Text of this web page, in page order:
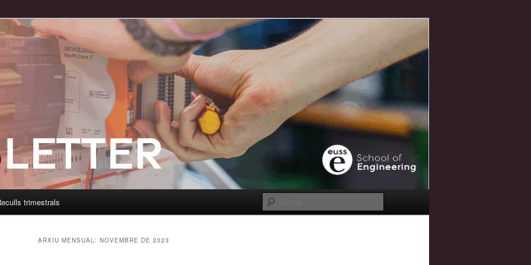
trimestrals
ARXIU MENSUAL: NOVEMBRE DE 2023